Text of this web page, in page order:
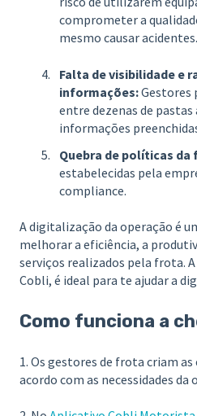
comprometer a
mesmo causar acidentes.
Falta de visibilidade e
informações:Gestores
entre dezenas de
informações
Quebra de políticas da
estabelecidas pela
compliance.
A digitalização da operação é
melhorar a eficiência, a
serviços realizados pela frota.
Cobli, é ideal para te ajudar a
Como funciona a
1. Os gestores de frota criam
acordo com as necessidades da